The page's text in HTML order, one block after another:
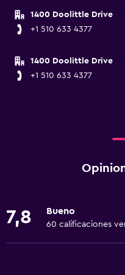
1400 Doolittle Drive
+1 510 633 4377
1400 Doolittle Drive
+1 510 633 4377
7,8 Bueno
60 calificaciones